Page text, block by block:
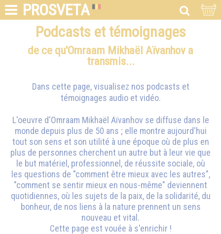
PROSVETA
Podcasts et témoignages
de ce qu'Omraam Mikhaël Aïvanhov a
transmis...
Dans cette page, visualisez nos podcasts et
témoignages audio et vidéo.
L'oeuvre d'Omraam Mikhaël Aïvanhov se diffuse dans le
monde depuis plus de 50 ans ; elle montre aujourd'hui
tout son sens et son utilité à une époque où de plus en
plus de personnes cherchent un autre but à leur vie que
le but matériel, professionnel, de réussite sociale, où
les questions de "comment être mieux avec les autres",
"comment se sentir mieux en nous-même" deviennent
quotidiennes, où les sujets de la paix, de la solidarité, du
bonheur, de nos liens à la nature prennent un sens
nouveau et vital.
Cette page est vouée à s'enrichir !